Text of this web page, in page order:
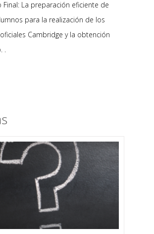
Final: La preparación eficiente de
para la realización de los
Cambridge y la obtención
.